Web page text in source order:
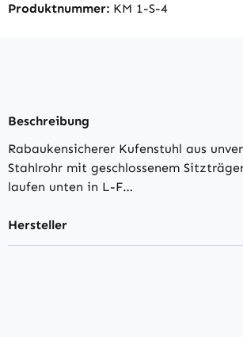
Produktnummer: KM 1-S-4
Beschreibung
Rabaukensicherer Kufenstuhl aus
Stahlrohr mit geschlossenem
laufen unten in L-F…
Hersteller